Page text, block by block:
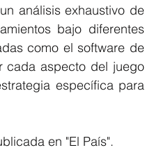
análisis exhaustivo de
bajo diferentes
como el software de
cada aspecto del juego
específica para
en "El País".